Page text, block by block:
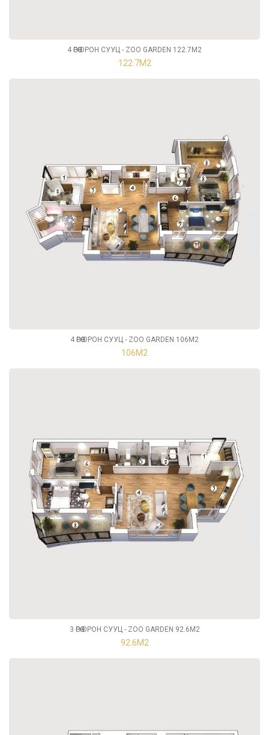
4 ӨРӨӨ ОРОН СУУЦ - ZOO GARDEN 122.7М2
122.7М2
4 ӨРӨӨ ОРОН СУУЦ - ZOO GARDEN 106М2
106М2
3 ӨРӨӨ ОРОН СУУЦ - ZOO GARDEN 92.6М2
92.6М2